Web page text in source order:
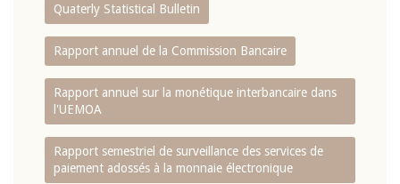
Quaterly Statistical Bulletin
Rapport annuel de la Commission Bancaire
Rapport annuel sur la monétique interbancaire dans
l'UEMOA
Rapport semestriel de surveillance des services de
paiement adossés à la monnaie électronique